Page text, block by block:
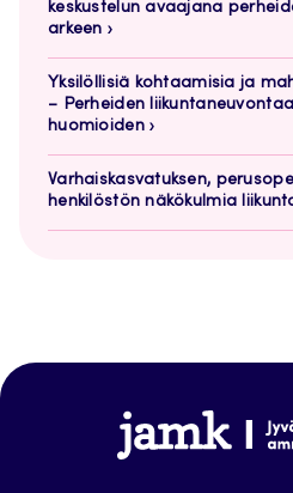
keskustelun avaajana
arkeen
Yksilöllisiä kohtaamisia ja
– Perheiden
huomioiden
Varhaiskasvatuksen,
henkilöstön näkökulmia
Jamk
Arena